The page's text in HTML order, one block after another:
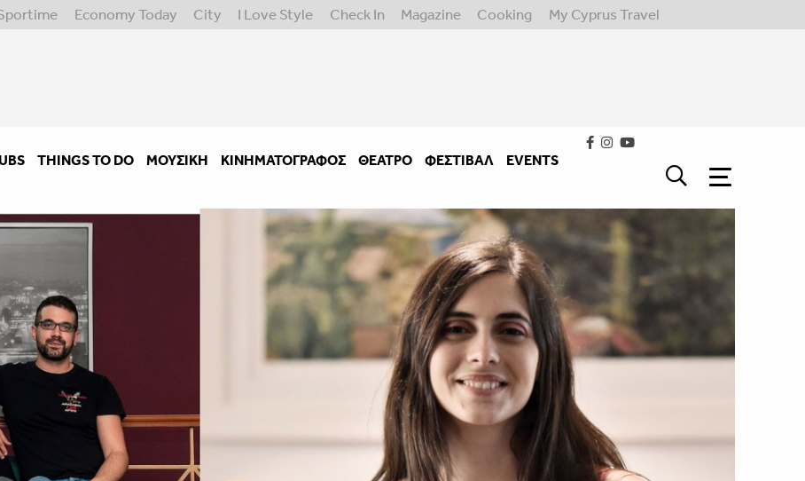
Economy Today City I Love Style Check In Magazine Cooking My Cyprus Travel
THINGS TO DO ΜΟΥΣΙΚΉ ΚΙΝΗΜΑΤΟΓΡΆΦΟΣ ΘΈΑΤΡΟ ΦΕΣΤΙΒΑΛ
EVENTS